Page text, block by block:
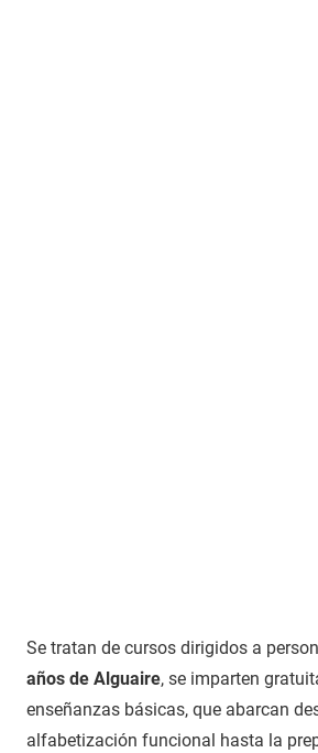
Se tratan de cursos dirigidos a
años de Alguaire, se imparten
enseñanzas básicas, que abarcan
alfabetización funcional hasta la